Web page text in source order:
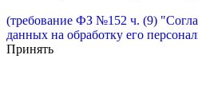
(требование ФЗ №152 ч. (9)
данных на обработку его
Принять